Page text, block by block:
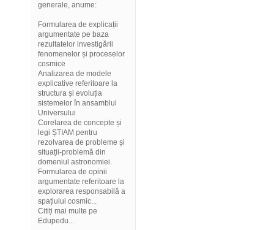
generale, anume:
Formularea de explicații
argumentate pe baza
rezultatelor investigării
fenomenelor și proceselor
cosmice
Analizarea de modele
explicative referitoare la
structura și evoluția
sistemelor în ansamblul
Universului
Corelarea de concepte și
legi ȘTIAM pentru
rezolvarea de probleme și
situații-problemă din
domeniul astronomiei.
Formularea de opinii
argumentate referitoare la
explorarea responsabilă a
spațiului cosmic...
Citiți mai multe pe
Edupedu...